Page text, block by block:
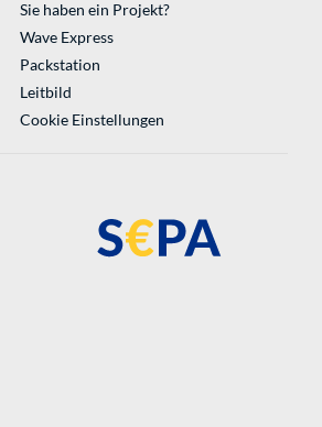
Sie haben ein Projekt?
Wave Express
Packstation
Leitbild
Cookie Einstellungen